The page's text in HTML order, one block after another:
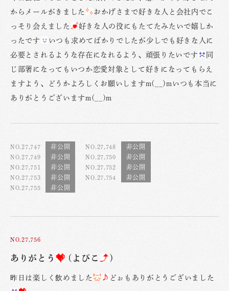
からメールがきました
おかげさまで好きな人と会社内でこ
っそり会えました
好きな人の役にもたてたみたいで嬉しか
ったです
いつも求めてばかりでしたが少しでも好きな人に
必要とされるような存在になれるよう、頑張りたいです
同
じ部署になってもいつか恋愛対象として好きになってもらえ
ますよう、どうかよろしくお願いしますm(__)mいつも本当に
ありがとうございますm(__)m
NO.27,747
NO.27,748
NO.27,749
NO.27,750
NO.27,751
NO.27,752
NO.27,753
NO.27,754
NO.27,755
NO.27,756
ありがとう (よぴこ )
昨日は楽しく飲めました どぉもありがとうございました